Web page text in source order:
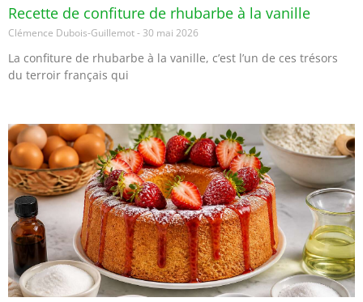
Recette de confiture de rhubarbe à la vanille
Clémence Dubois-Guillemot 30 mai 2026
La confiture de rhubarbe à la vanille, c’est l’un de ces trésors
du terroir français qui